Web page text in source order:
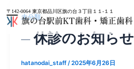
容
〒142-0064 東京都品川区旗の台３丁目１１-１１
未分類
休診のお知らせ
hatanodai_staff/2025年6月26日